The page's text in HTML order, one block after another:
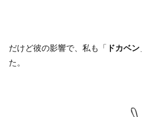
だけど彼の影響で、私も「 ドカベン
た。